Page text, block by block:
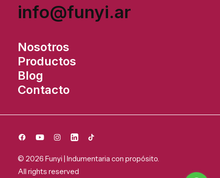
Nosotros
Productos
Blog
Contacto
info@funyi.ar
© 2026 Funyi | Indumentaria con propósito.
All rights reserved